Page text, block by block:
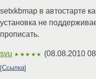
setxkbmap в автостарте
установка не
прописать.
svu ★★★★★ (08.08.2010
Ссылка